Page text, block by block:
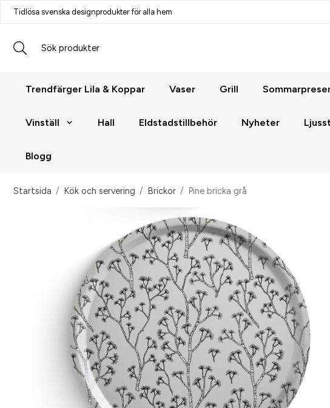
Tidlösa svenska designprodukter för alla hem
Trendfärger Lila & Koppar Vaser Grill
Vinställ Hall Eldstadstillbehör Nyheter
Blogg
Startsida / Kök och servering / Brickor / Pine bricka grå